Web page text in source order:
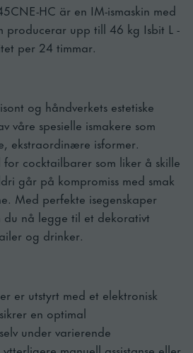
HC är en IM-ismaskin med
producerar upp till 46 kg Isbit L -
per 24 timmar.
og håndverkets estetiske
våre spesielle ismakere som
ekstraordinære isformer.
for cocktailbarer som liker å skille
går på kompromiss med smak
Med perfekte isegenskaper
du nå legge til et dekorativt
og drinker.
er utstyrt med et elektronisk
en optimal
under varierende